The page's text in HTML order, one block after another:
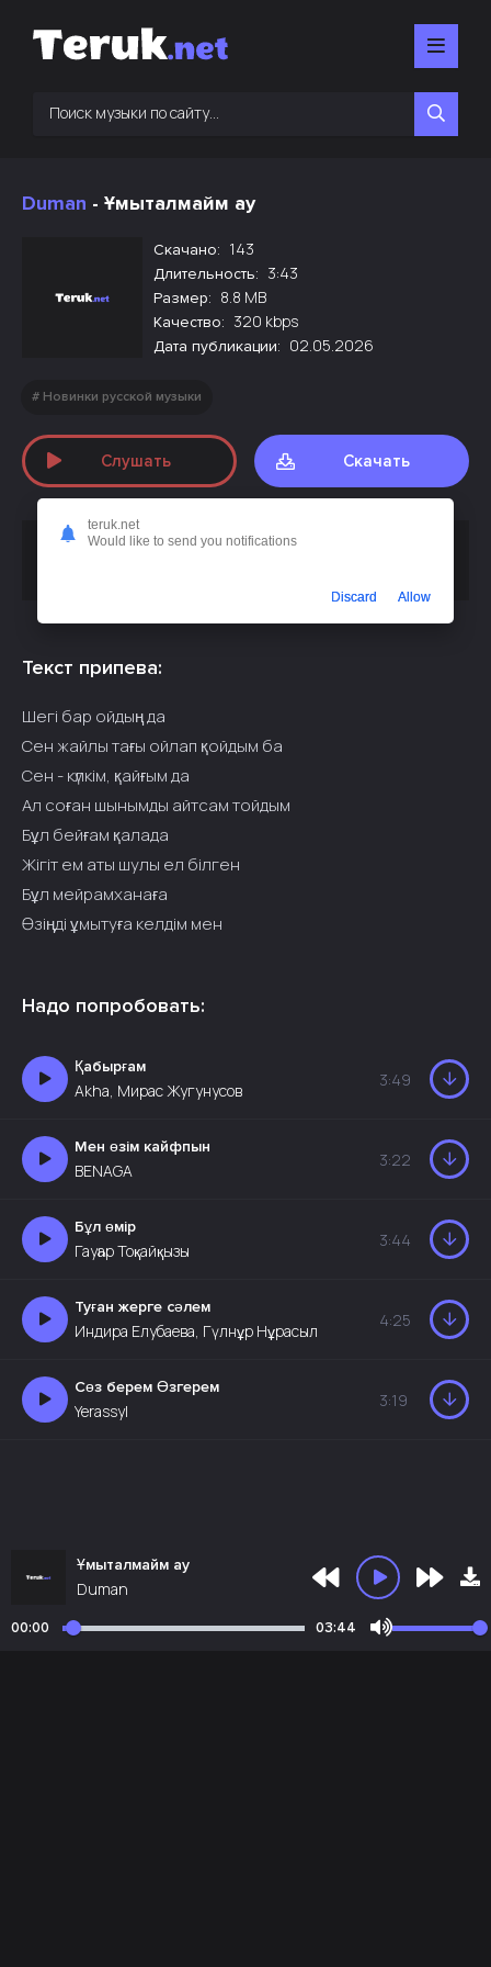
Duman - Ұмыталмайм ау
Скачано: 143
Длительность: 3:43
Размер: 8.8 MB
Качество: 320 kbps
Дата публикации: 02.05.2026
Новинки русской музыки
Слушать Скачать
Скачать песнюDuman - Ұмыталмайм ау
Текст припева:
Шегі бар ойдың да
Сен жайлы тағы ойлап қойдым ба
Сен - күлкім, қайғым да
Ал соған шынымды айтсам тойдым
Бұл бейғам қалада
Жігіт ем аты шулы ел білген
Бұл мейрамханаға
Өзіңді ұмытуға келдім мен
Надо попробовать:
Қабырғам
Akha, Мирас Жугунусов
3:49
Мен өзім кайфпын
BENAGA
3:22
Бұл өмір
Гауһар Тоқайқызы
3:44
Туған жерге сәлем
Индира Елубаева, Гүлнұр Нұрасыл
4:25
Сөз берем Өзгерем
Yerassyl
3:19
Ұмыталмайм ау
Duman
00:00 03:44
teruk.net
Would like to send you notifications
Discard Allow